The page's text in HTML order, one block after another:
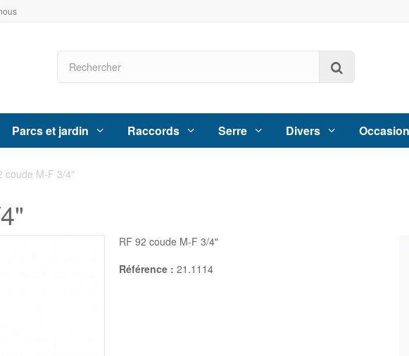
Parcs et jardin Raccords Serre Divers
coude M-F 3/4"
RF 92 coude M-F 3/4"
Référence : 21.1114